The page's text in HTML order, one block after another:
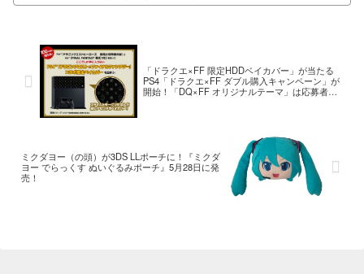
「ドラクエ×FF 限定HDDベイカバー」が当たる
PS4「ドラクエ×FF ダブル購入キャンペーン」が
開始！「DQ×FF オリジナルテーマ」は応募者全
ミクダヨー（の頭）が3DS LLポーチに！『ミクダ
ヨー でらっくす ぬいぐるみポーチ』5月28日に発
売！